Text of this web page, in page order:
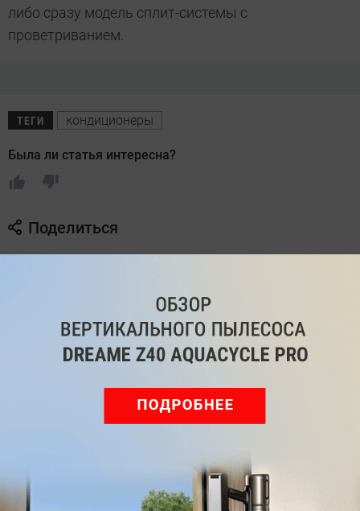
либо сразу модель сплит-системы с
проветриванием.
ТЕГИ кондиционеры
Была ли статья интересна?
Поделиться
с самыми популярными статьями
Нажимая кнопку подписаться, вы соглашаетесь
Правилами рассылокиПолитикой конфиденциальности
Читайте нас в соц. сетях